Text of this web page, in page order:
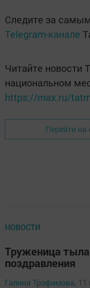
Следите за
Telegram-канале
Читайте новости
национальном
https://max.ru/
Перейти на
НОВОСТИ
Труженица
поздравления
Галина Трофимова, 11